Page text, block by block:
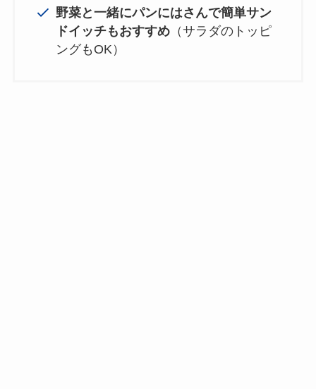
野菜と一緒にパンにはさんで簡単サン
ドイッチもおすすめ （サラダのトッピ
ングもOK）